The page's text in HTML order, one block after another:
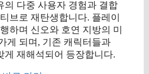
의 다중 사용자 경험과 결합
브로 재탄생합니다. 플레이
하며 신오와 호연 지방의 미
게 되며, 기존 캐릭터들과
게 재해석되어 등장합니다.